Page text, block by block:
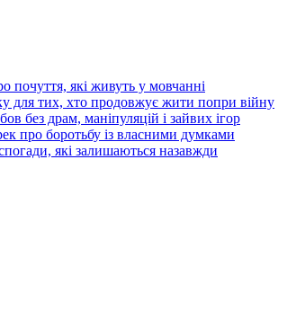
почуття, які живуть у мовчанні
для тих, хто продовжує жити попри війну
без драм, маніпуляцій і зайвих ігор
про боротьбу із власними думками
які залишаються назавжди